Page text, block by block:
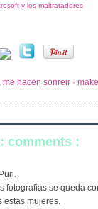
y los maltratadores
, me hacen sonreir ·
comments :
fotografias se queda
estas mujeres.